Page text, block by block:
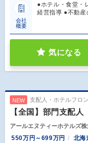
会社
概要
●ホテル・食堂・
経営指導 ●不動産
気になる
NEW 支配人・ホテルフロ
【全国】部門支配人
アールエヌティーホテルズ
550万円～699万円
北海